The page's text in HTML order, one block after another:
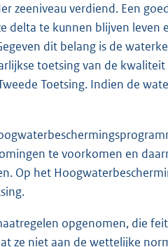
zeeniveau verdiend. Een
delta te kunnen blijven leven
dit belang is de
toetsing van de
Toetsing. Indien de
te voorkomen en
Op het
opgenomen, die
ze niet aan de wettelijke